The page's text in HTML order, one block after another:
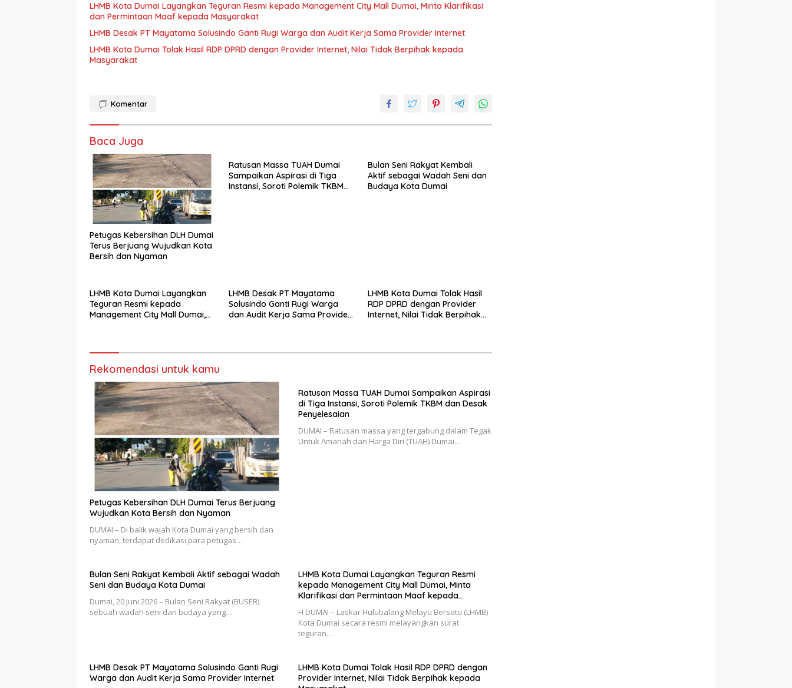
LHMB Kota Dumai Layangkan Teguran Resmi kepada Management City Mall Dumai, Minta Klarifikasi
dan Permintaan Maaf kepada Masyarakat
LHMB Desak PT Mayatama Solusindo Ganti Rugi Warga dan Audit Kerja Sama Provider Internet
LHMB Kota Dumai Tolak Hasil RDP DPRD dengan Provider Internet, Nilai Tidak Berpihak kepada
Masyarakat
Komentar
Baca Juga
Petugas Kebersihan DLH Dumai
Terus Berjuang Wujudkan Kota
Bersih dan Nyaman
Ratusan Massa TUAH Dumai
Sampaikan Aspirasi di Tiga
Instansi, Soroti Polemik TKBM
Bulan Seni Rakyat Kembali
Aktif sebagai Wadah Seni dan
Budaya Kota Dumai
LHMB Kota Dumai Layangkan
Teguran Resmi kepada
Management City Mall Dumai,
LHMB Desak PT Mayatama
Solusindo Ganti Rugi Warga
dan Audit Kerja Sama Provider
LHMB Kota Dumai Tolak Hasil
RDP DPRD dengan Provider
Internet, Nilai Tidak Berpihak
Rekomendasi untuk kamu
Petugas Kebersihan DLH Dumai Terus Berjuang
Wujudkan Kota Bersih dan Nyaman
DUMAI – Di balik wajah Kota Dumai yang bersih dan
nyaman, terdapat dedikasi para petugas…
Ratusan Massa TUAH Dumai Sampaikan Aspirasi
di Tiga Instansi, Soroti Polemik TKBM dan Desak
Penyelesaian
DUMAI – Ratusan massa yang tergabung dalam Tegak
Untuk Amanah dan Harga Diri (TUAH) Dumai…
Bulan Seni Rakyat Kembali Aktif sebagai Wadah
Seni dan Budaya Kota Dumai
Dumai, 20 Juni 2026 – Bulan Seni Rakyat (BUSER)
sebuah wadah seni dan budaya yang…
LHMB Kota Dumai Layangkan Teguran Resmi
kepada Management City Mall Dumai, Minta
Klarifikasi dan Permintaan Maaf kepada
H DUMAI – Laskar Hulubalang Melayu Bersatu (LHMB)
Kota Dumai secara resmi melayangkan surat
teguran…
LHMB Desak PT Mayatama Solusindo Ganti Rugi
Warga dan Audit Kerja Sama Provider Internet
LHMB Kota Dumai Tolak Hasil RDP DPRD dengan
Provider Internet, Nilai Tidak Berpihak kepada